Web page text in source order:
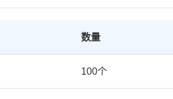
数量
100个